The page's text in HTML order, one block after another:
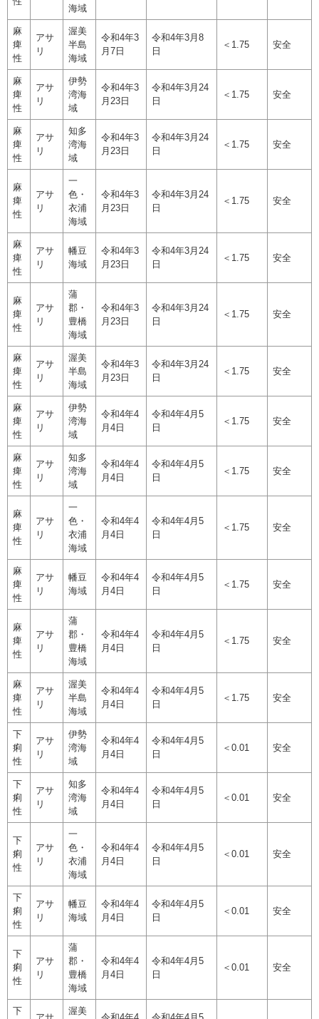
海域
麻
痺
性
アサ
リ
渥美
半島
海域
令和4年3
月7日
令和4年3月8
日
＜1.75 安全
麻
痺
性
アサ
リ
伊勢
湾海
域
令和4年3
月23日
令和4年3月24
日
＜1.75 安全
麻
痺
性
アサ
リ
知多
湾海
域
令和4年3
月23日
令和4年3月24
日
＜1.75 安全
麻
痺
性
アサ
リ
一
色・
衣浦
海域
令和4年3
月23日
令和4年3月24
日
＜1.75 安全
麻
痺
性
アサ
リ
幡豆
海域
令和4年3
月23日
令和4年3月24
日
＜1.75 安全
麻
痺
性
アサ
リ
蒲
郡・
豊橋
海域
令和4年3
月23日
令和4年3月24
日
＜1.75 安全
麻
痺
性
アサ
リ
渥美
半島
海域
令和4年3
月23日
令和4年3月24
日
＜1.75 安全
麻
痺
性
アサ
リ
伊勢
湾海
域
令和4年4
月4日
令和4年4月5
日
＜1.75 安全
麻
痺
性
アサ
リ
知多
湾海
域
令和4年4
月4日
令和4年4月5
日
＜1.75 安全
麻
痺
性
アサ
リ
一
色・
衣浦
海域
令和4年4
月4日
令和4年4月5
日
＜1.75 安全
麻
痺
性
アサ
リ
幡豆
海域
令和4年4
月4日
令和4年4月5
日
＜1.75 安全
麻
痺
性
アサ
リ
蒲
郡・
豊橋
海域
令和4年4
月4日
令和4年4月5
日
＜1.75 安全
麻
痺
性
アサ
リ
渥美
半島
海域
令和4年4
月4日
令和4年4月5
日
＜1.75 安全
下
痢
性
アサ
リ
伊勢
湾海
域
令和4年4
月4日
令和4年4月5
日
＜0.01 安全
下
痢
性
アサ
リ
知多
湾海
域
令和4年4
月4日
令和4年4月5
日
＜0.01 安全
下
痢
性
アサ
リ
一
色・
衣浦
海域
令和4年4
月4日
令和4年4月5
日
＜0.01 安全
下
痢
性
アサ
リ
幡豆
海域
令和4年4
月4日
令和4年4月5
日
＜0.01 安全
下
痢
性
アサ
リ
蒲
郡・
豊橋
海域
令和4年4
月4日
令和4年4月5
日
＜0.01 安全
下 渥美